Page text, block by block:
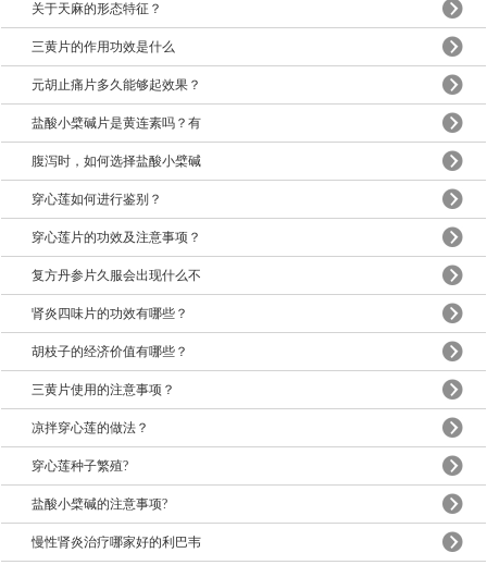
关于天麻的形态特征？
三黄片的作用功效是什么
元胡止痛片多久能够起效果？
盐酸小檗碱片是黄连素吗？有
腹泻时，如何选择盐酸小檗碱
穿心莲如何进行鉴别？
穿心莲片的功效及注意事项？
复方丹参片久服会出现什么不
肾炎四味片的功效有哪些？
胡枝子的经济价值有哪些？
三黄片使用的注意事项？
凉拌穿心莲的做法？
穿心莲种子繁殖?
盐酸小檗碱的注意事项?
慢性肾炎治疗哪家好的利巴韦